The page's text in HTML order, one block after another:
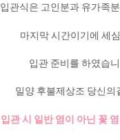
입관식은 고인분과 유가족
마지막 시간이기에 세
입관 준비를 하였습
밀양 후불제상조 당신의
입관 시 일반 염이 아닌 꽃